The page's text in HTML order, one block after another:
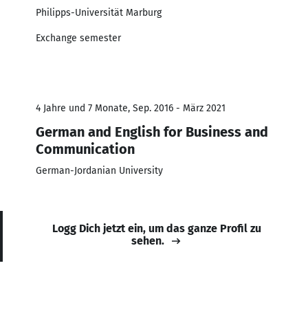
Philipps-Universität Marburg
Exchange semester
4 Jahre und 7 Monate, Sep. 2016 - März 2021
German and English for Business and
Communication
German-Jordanian University
Logg Dich jetzt ein, um das ganze Profil zu
sehen.